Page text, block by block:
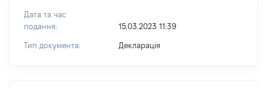
Дата та час
подання:
15.03.2023 11:39
Тип документа: Декларація